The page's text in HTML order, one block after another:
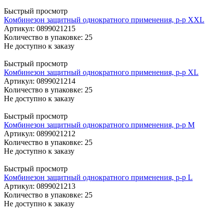
Быстрый просмотр
Комбинезон защитный однократного применения, р-р XXL
Артикул: 0899021215
Количество в упаковке: 25
Не доступно к заказу
Быстрый просмотр
Комбинезон защитный однократного применения, р-р XL
Артикул: 0899021214
Количество в упаковке: 25
Не доступно к заказу
Быстрый просмотр
Комбинезон защитный однократного применения, р-р M
Артикул: 0899021212
Количество в упаковке: 25
Не доступно к заказу
Быстрый просмотр
Комбинезон защитный однократного применения, р-р L
Артикул: 0899021213
Количество в упаковке: 25
Не доступно к заказу